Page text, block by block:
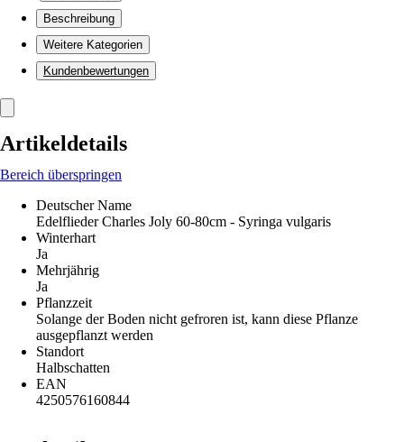
Beschreibung
Weitere Kategorien
Kundenbewertungen
Artikeldetails
Bereich überspringen
Deutscher Name
Edelflieder Charles Joly 60-80cm - Syringa vulgaris
Winterhart
Ja
Mehrjährig
Ja
Pflanzzeit
Solange der Boden nicht gefroren ist, kann diese Pflanze
ausgepflanzt werden
Standort
Halbschatten
EAN
4250576160844